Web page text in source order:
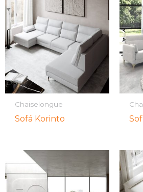
Chaiselongue
Sofá Korinto